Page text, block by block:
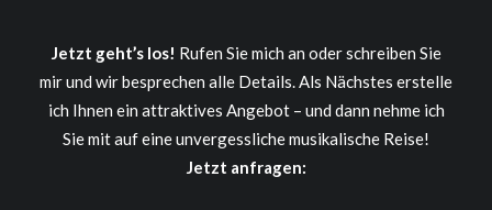
Jetzt geht’s los! Rufen Sie mich an oder schreiben Sie
mir und wir besprechen alle Details. Als Nächstes erstelle
ich Ihnen ein attraktives Angebot – und dann nehme ich
Sie mit auf eine unvergessliche musikalische Reise!
Jetzt anfragen: